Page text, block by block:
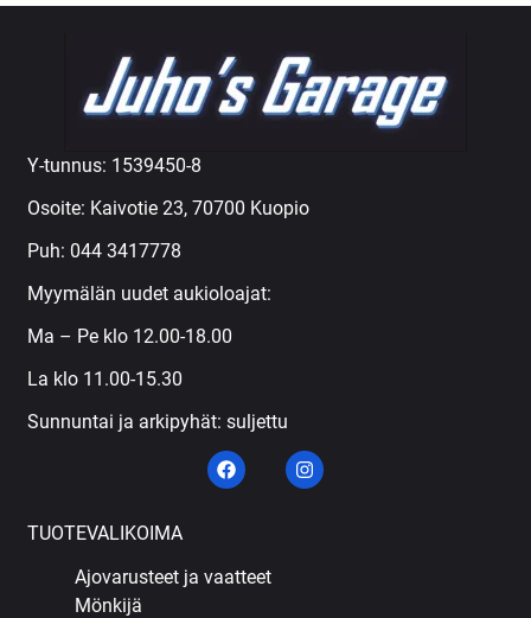
Y-tunnus: 1539450-8
Osoite: Kaivotie 23, 70700 Kuopio
Puh: 044 3417778
Myymälän uudet aukioloajat:
Ma – Pe klo 12.00-18.00
La klo 11.00-15.30
Sunnuntai ja arkipyhät: suljettu
TUOTEVALIKOIMA
Ajovarusteet ja vaatteet
Mönkijä